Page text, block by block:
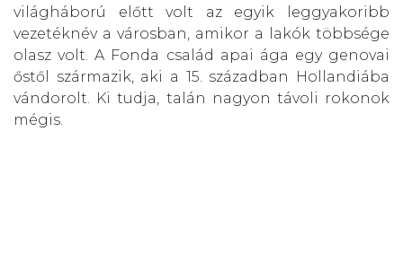
világháború előtt volt az egyik leggyakoribb
vezetéknév a városban, amikor a lakók többsége
olasz volt. A Fonda család apai ága egy genovai
őstől származik, aki a 15. században Hollandiába
vándorolt. Ki tudja, talán nagyon távoli rokonok
mégis.